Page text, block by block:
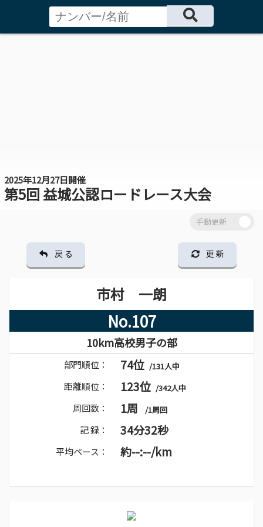
2025年12月27日開催
第5回 益城公認ロードレース大会
戻 る 更 新
市村 一朗
No.107
10km高校男子の部
部門順位： 74位 /131人中
距離順位： 123位 /342人中
周回数： 1周 /1周回
記 録： 34分32秒
平均ペース： 約--:--/km